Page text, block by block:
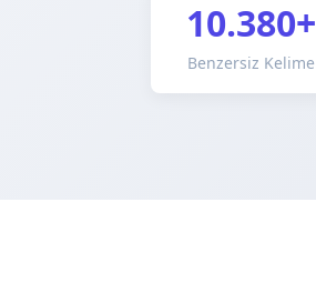
10.380+
Benzersiz Kelime